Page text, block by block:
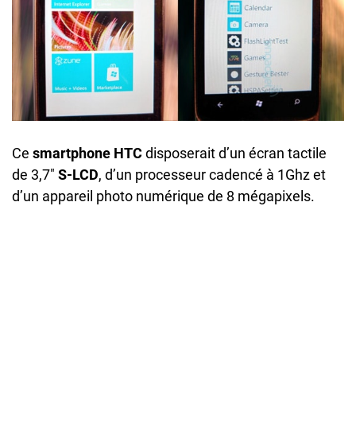
Ce smartphone HTC disposerait d’un écran tactile
de 3,7″ S-LCD, d’un processeur cadencé à 1Ghz et
d’un appareil photo numérique de 8 mégapixels.